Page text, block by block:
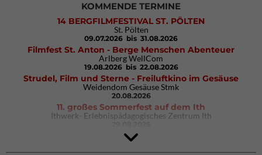
KOMMENDE TERMINE
14 BERGFILMFESTIVAL ST. PÖLTEN
St. Pölten
09.07.2026 bis 31.08.2026
Filmfest St. Anton - Berge Menschen Abenteuer
Arlberg WellCom
19.08.2026 bis 22.08.2026
Strudel, Film und Sterne - Freiluftkino im Gesäuse
Weidendom Gesäuse Stmk
20.08.2026
11. großes Sommerfest auf dem Ith
Ithwerk- Erlebnispädagogisches Zentrum Ith
Rock Master Arco
Arco (IT)
02.10.2026bis 04.10.2026